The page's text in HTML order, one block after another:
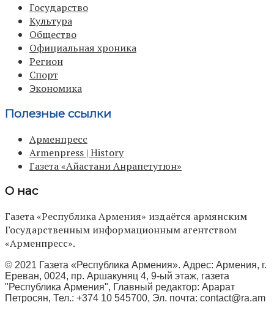
Государство
Культура
Общество
Официальная хроника
Регион
Спорт
Экономика
Полезные ссылки
Арменпресс
Armenpress | History
Газета «Айастани Анрапетутюн»
О нас
Газета «Республика Армения» издаётся армянским
Государственным информационным агентством
«Арменпресс».
© 2021 Газета «Республика Армения». Адрес: Армения, г.
Ереван, 0024, пр. Аршакуняц 4, 9-ый этаж, газета
"Республика Армения", Главный редактор: Арарат
Петросян, Тел.: +374 10 545700, Эл. почта: contact@ra.am